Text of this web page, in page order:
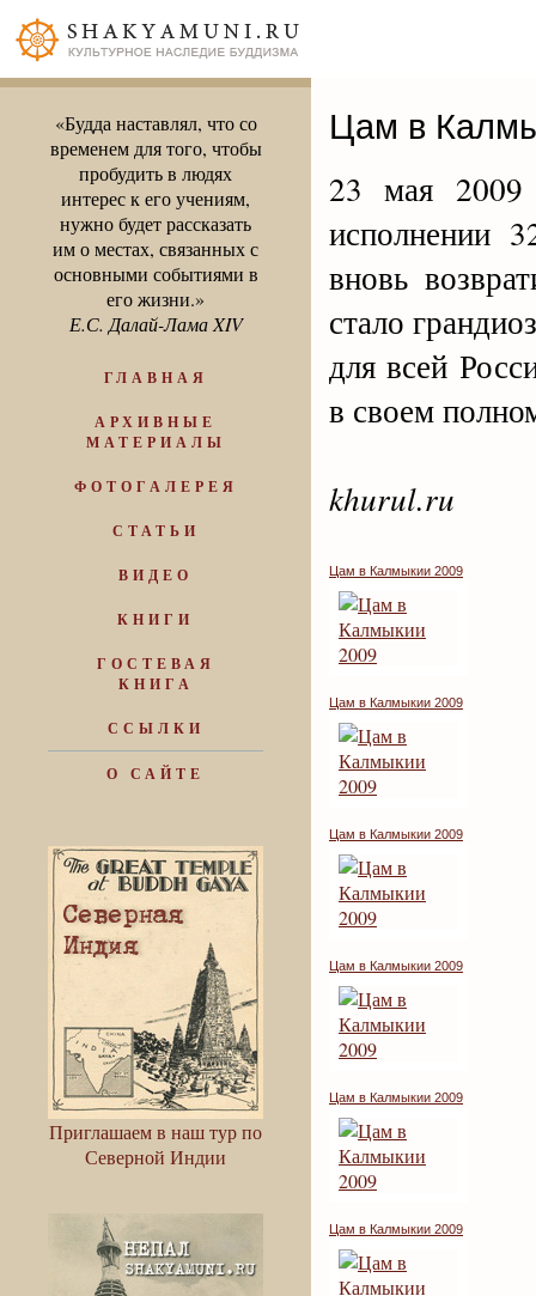
«Будда наставлял, что со
временем для того, чтобы
пробудить в людях
интерес к его учениям,
нужно будет рассказать
им о местах, связанных с
основными событиями в
его жизни.»
Е.С. Далай-Лама XIV
ГЛАВНАЯ
АРХИВНЫЕ
МАТЕРИАЛЫ
ФОТОГАЛЕРЕЯ
СТАТЬИ
ВИДЕО
КНИГИ
ГОСТЕВАЯ
КНИГА
ССЫЛКИ
О САЙТЕ
Приглашаем в наш тур по
Северной Индии
Цам в
23 мая 2009
исполнении
вновь
стало
для всей
в своем
khurul.ru
Цам в Калмыкии 2009
Цам в Калмыкии 2009
Цам в Калмыкии 2009
Цам в Калмыкии 2009
Цам в Калмыкии 2009
Цам в Калмыкии 2009